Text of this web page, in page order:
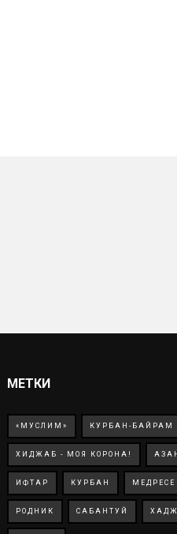
МЕТКИ
«МУСЛИМ» КУРБАН-БАЙРАМ
ХИДЖАБ - МОЯ КОРОНА!
ИФТАР КУРБАН МЕДРЕСЕ
РОДНИК САБАНТУЙ ХАДЖ